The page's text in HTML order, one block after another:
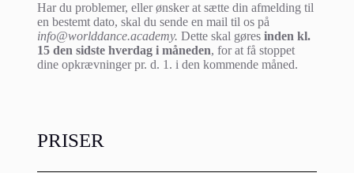
Har du problemer, eller ønsker at sætte din afmelding til
en bestemt dato, skal du sende en mail til os på
info@worlddance.academy. Dette skal gøres inden kl.
15 den sidste hverdag i måneden, for at få stoppet
dine opkrævninger pr. d. 1. i den kommende måned.
PRISER